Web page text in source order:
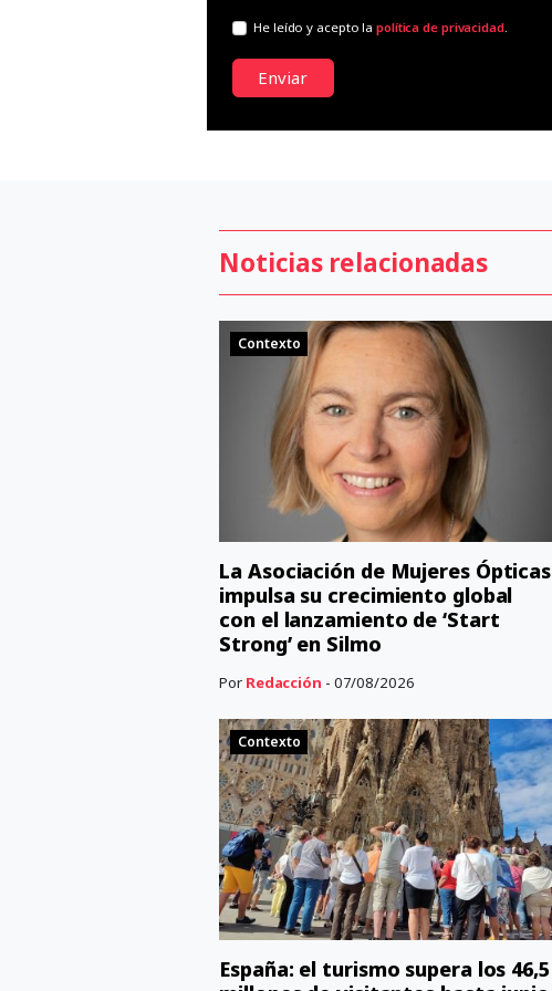
He leído y acepto lapolítica de privacidad.
Enviar
Noticias relacionadas
Contexto
La Asociación de Mujeres Ópticas
impulsa su crecimiento global
con el lanzamiento de ‘Start
Strong’ en Silmo
Por Redacción - 07/08/2026
Contexto
España: el turismo supera los 46,5